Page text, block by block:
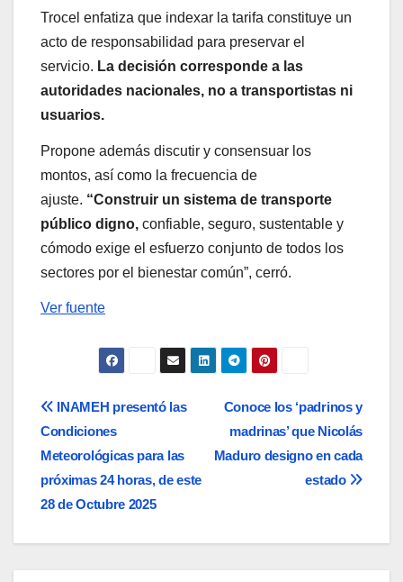
Trocel enfatiza que indexar la tarifa constituye un
acto de responsabilidad para preservar el
servicio. La decisión corresponde a las
autoridades nacionales, no a transportistas ni
usuarios.
Propone además discutir y consensuar los
montos, así como la frecuencia de
ajuste. “Construir un sistema de transporte
público digno, confiable, seguro, sustentable y
cómodo exige el esfuerzo conjunto de todos los
sectores por el bienestar común”, cerró.
Ver fuente
Navegación
de
entradas
Conoce los ‘padrinos y
madrinas’ que Nicolás
Maduro designo en cada
estado
INAMEH presentó las
Condiciones
Meteorológicas para las
próximas 24 horas, de este
28 de Octubre 2025